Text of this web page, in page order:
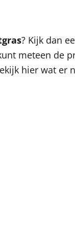
? Kijk dan
meteen de
hier wat